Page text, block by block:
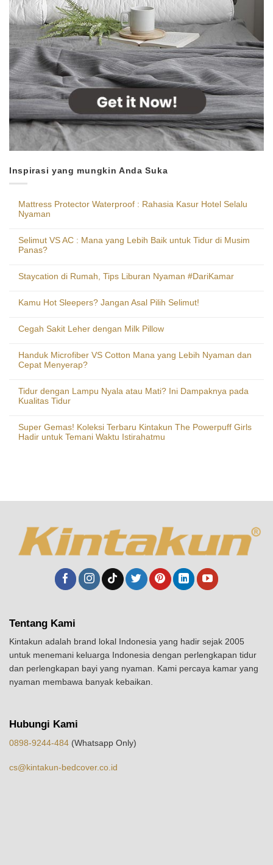
Inspirasi yang mungkin Anda Suka
Mattress Protector Waterproof : Rahasia Kasur Hotel Selalu
Nyaman
Selimut VS AC : Mana yang Lebih Baik untuk Tidur di Musim
Panas?
Staycation di Rumah, Tips Liburan Nyaman #DariKamar
Kamu Hot Sleepers? Jangan Asal Pilih Selimut!
Cegah Sakit Leher dengan Milk Pillow
Handuk Microfiber VS Cotton Mana yang Lebih Nyaman dan
Cepat Menyerap?
Tidur dengan Lampu Nyala atau Mati? Ini Dampaknya pada
Kualitas Tidur
Super Gemas! Koleksi Terbaru Kintakun The Powerpuff Girls
Hadir untuk Temani Waktu Istirahatmu
Tentang Kami
Kintakun adalah brand lokal Indonesia yang hadir sejak 2005
untuk menemani keluarga Indonesia dengan perlengkapan tidur
dan perlengkapan bayi yang nyaman. Kami percaya kamar yang
nyaman membawa banyak kebaikan.
Hubungi Kami
0898-9244-484 (Whatsapp Only)
cs@kintakun-bedcover.co.id